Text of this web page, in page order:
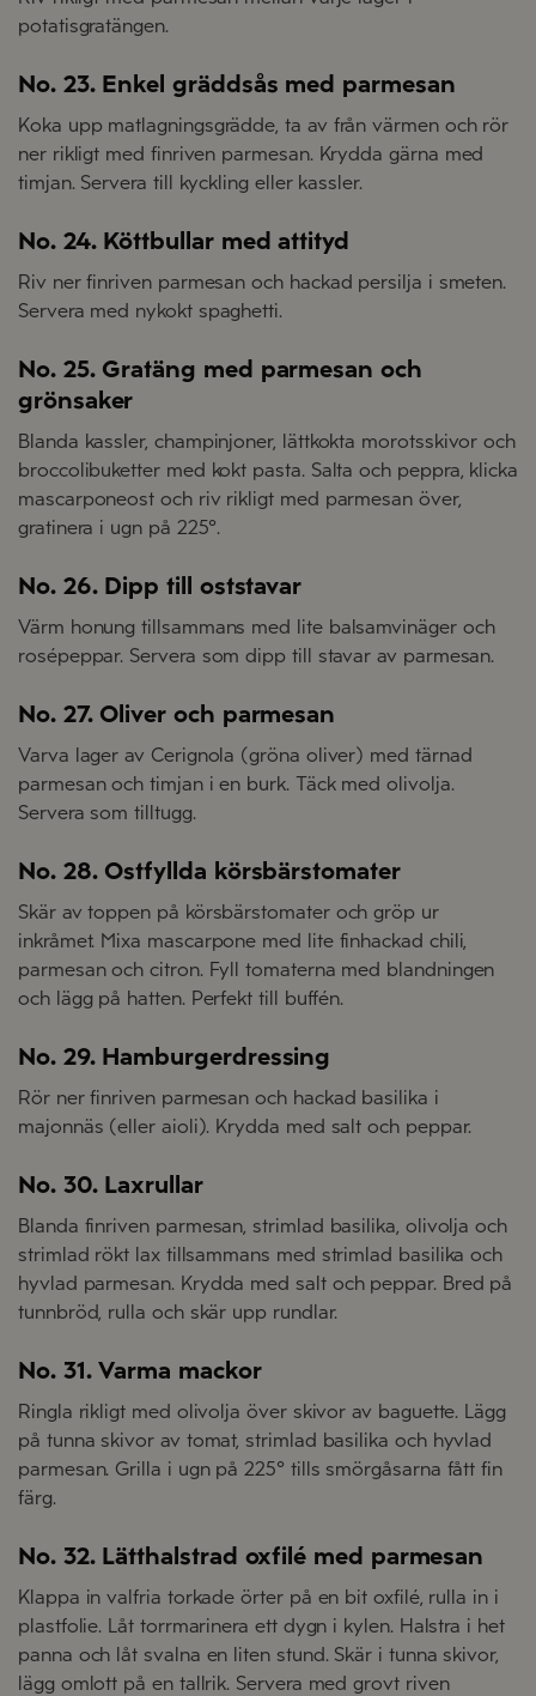
potatisgratängen.
No. 23. Enkel gräddsås med parmesan
Koka upp matlagningsgrädde, ta av från värmen och rör
ner rikligt med finriven parmesan. Krydda gärna med
timjan. Servera till kyckling eller kassler.
No. 24. Köttbullar med attityd
Riv ner finriven parmesan och hackad persilja i smeten.
Servera med nykokt spaghetti.
No. 25. Gratäng med parmesan och
grönsaker
Blanda kassler, champinjoner, lättkokta morotsskivor och
broccolibuketter med kokt pasta. Salta och peppra, klicka
mascarponeost och riv rikligt med parmesan över,
gratinera i ugn på 225°.
No. 26. Dipp till oststavar
Värm honung tillsammans med lite balsamvinäger och
rosépeppar. Servera som dipp till stavar av parmesan.
No. 27. Oliver och parmesan
Varva lager av Cerignola (gröna oliver) med tärnad
parmesan och timjan i en burk. Täck med olivolja.
Servera som tilltugg.
No. 28. Ostfyllda körsbärstomater
Skär av toppen på körsbärstomater och gröp ur
inkråmet. Mixa mascarpone med lite finhackad chili,
parmesan och citron. Fyll tomaterna med blandningen
och lägg på hatten. Perfekt till buffén.
No. 29. Hamburgerdressing
Rör ner finriven parmesan och hackad basilika i
majonnäs (eller aioli). Krydda med salt och peppar.
No. 30. Laxrullar
Blanda finriven parmesan, strimlad basilika, olivolja och
strimlad rökt lax tillsammans med strimlad basilika och
hyvlad parmesan. Krydda med salt och peppar. Bred på
tunnbröd, rulla och skär upp rundlar.
No. 31. Varma mackor
Ringla rikligt med olivolja över skivor av baguette. Lägg
på tunna skivor av tomat, strimlad basilika och hyvlad
parmesan. Grilla i ugn på 225° tills smörgåsarna fått fin
färg.
No. 32. Lätthalstrad oxfilé med parmesan
Klappa in valfria torkade örter på en bit oxfilé, rulla in i
plastfolie. Låt torrmarinera ett dygn i kylen. Halstra i het
panna och låt svalna en liten stund. Skär i tunna skivor,
lägg omlott på en tallrik. Servera med grovt riven